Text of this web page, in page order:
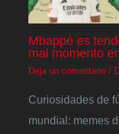
Mbappé es
mal momento
Deja un comentario /
Curiosidades de
mundial: memes